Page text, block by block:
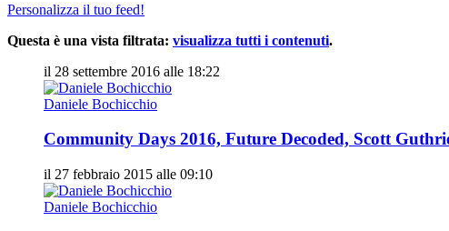
Personalizza il tuo feed!
Questa è una vista filtrata: visualizza tutti i contenuti.
il 28 settembre 2016 alle 18:22
Daniele Bochicchio
Community Days 2016, Future Decoded, Scott
il 27 febbraio 2015 alle 09:10
Daniele Bochicchio